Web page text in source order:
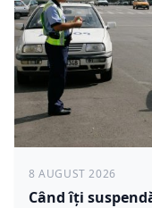
8 AUGUST 2026
Când îți